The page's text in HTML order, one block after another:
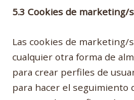
5.3 Cookies de marketing/
Las cookies de marketing/
cualquier otra forma de
para crear perfiles de
para hacer el seguimiento